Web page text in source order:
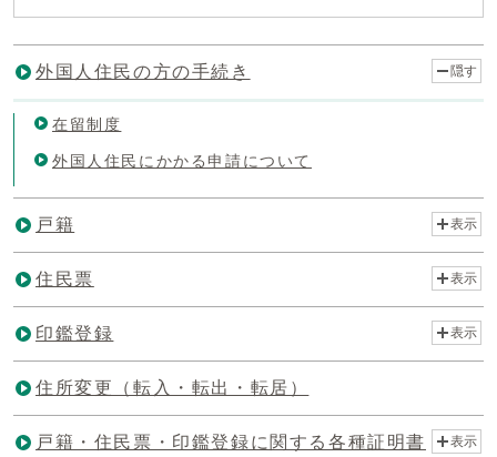
外国人住民の方の手続き 隠す
在留制度
外国人住民にかかる申請について
戸籍 表示
住民票 表示
印鑑登録 表示
住所変更（転入・転出・転居）
戸籍・住民票・印鑑登録に関する各種証明書
表示